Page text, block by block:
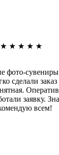
★ ★ ★ ★ ★
фото-сувениры
сделали
заявку.
всем!